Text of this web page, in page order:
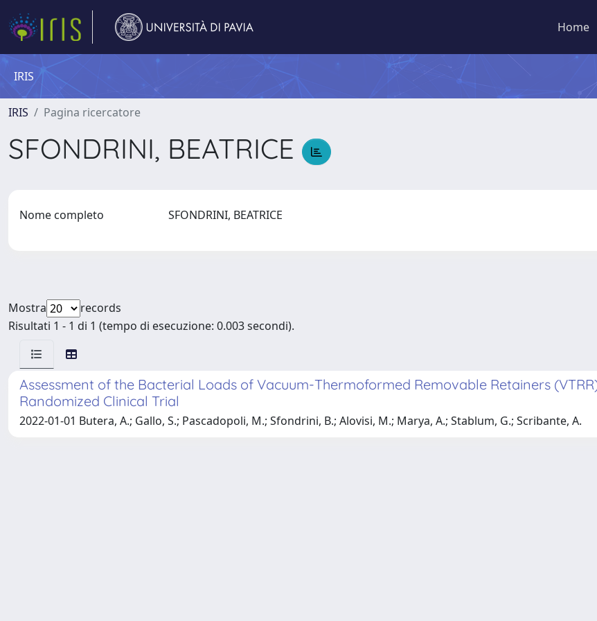
Home
IRIS
IRIS Pagina ricercatore
SFONDRINI, BEATRICE
Nome completo SFONDRINI, BEATRICE
Mostra
records
Risultati 1 - 1 di 1 (tempo di esecuzione: 0.003 secondi).
Assessment of the Bacterial Loads of Vacuum-Thermoformed Removable Retainers
Randomized Clinical Trial
2022-01-01 Butera, A.; Gallo, S.; Pascadopoli, M.; Sfondrini, B.; Alovisi, M.; Marya, A.; Stablum, G.; Scribante, A.